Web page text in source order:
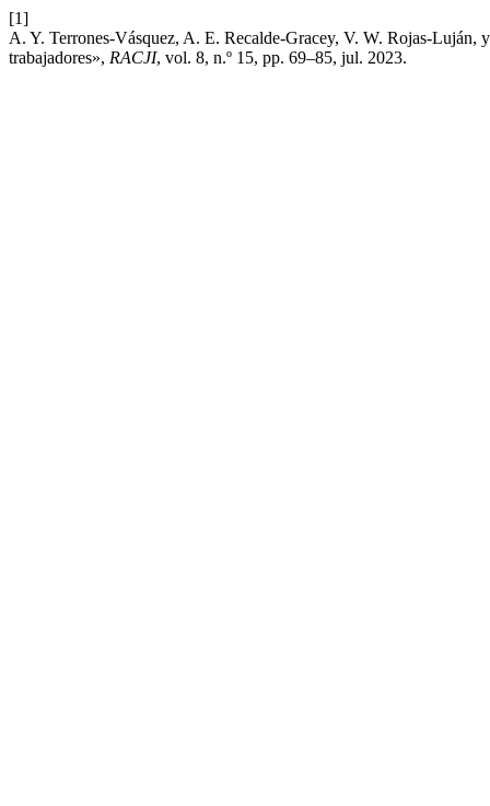
[1]
A. Y. Terrones-Vásquez, A. E. Recalde-Gracey, V. W. Rojas-Luján,
trabajadores», RACJI, vol. 8, n.º 15, pp. 69–85, jul. 2023.